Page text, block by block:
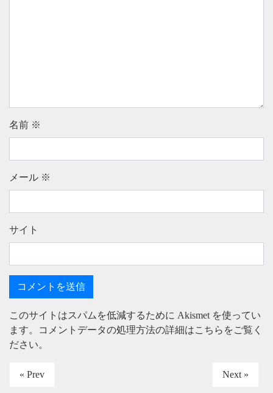
名前 ※
メール ※
サイト
このサイトはスパムを低減するために Akismet を使ってい
ます。
コメントデータの処理方法の詳細はこちらをご覧く
ださい。
« Prev Next »